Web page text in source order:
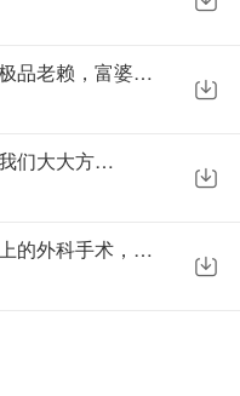
Vol.007｜巴尔扎克（上）：极品老赖，富婆收割机，金牛座大犟种，人间喜剧作者
Vol.006｜小狗钱钱：来！让我们大大方方聊钱
Vol.005｜疯狂医学史：历史上的外科手术，刮骨疗毒只能算入门操作！